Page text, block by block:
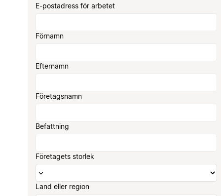
E-postadress för arbetet
Förnamn
Efternamn
Företagsnamn
Befattning
Företagets storlek
Land eller region